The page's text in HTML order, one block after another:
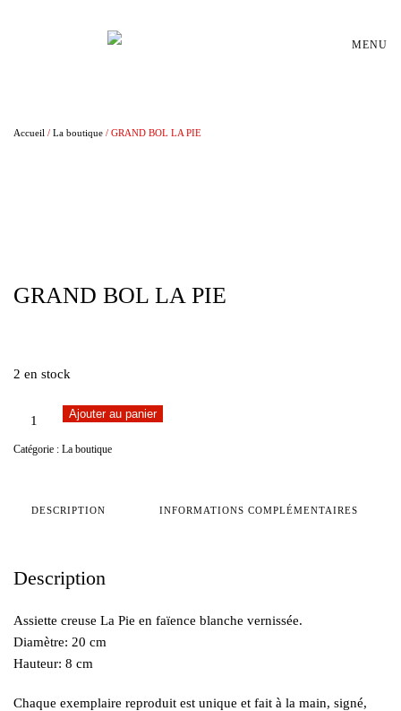
Passer au contenu principal MENU
Accueil / La boutique / GRAND BOL LA PIE
GRAND BOL LA PIE
2 en stock
GRAND
Ajouter au panier
Catégorie : La boutique
DESCRIPTION INFORMATIONS COMPLÉMENTAIRES
Description
Assiette creuse La Pie en faïence blanche vernissée.
Diamètre: 20 cm
Hauteur: 8 cm
Chaque exemplaire reproduit est unique et fait à la main, signé,